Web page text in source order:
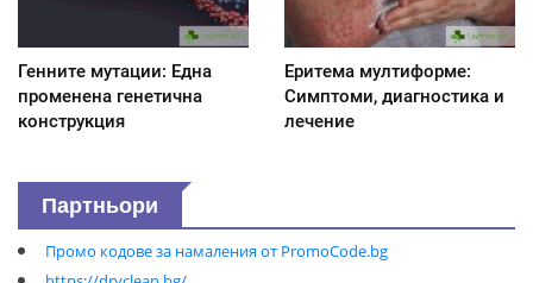
Генните мутации: Една
променена генетична
конструкция
Еритема мултиформе:
Симптоми, диагностика и
лечение
Партньори
Промо кодове за намаления от PromoCode.bg